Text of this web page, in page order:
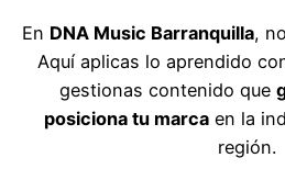
En DNA Music Barranquilla,
Aquí aplicas lo aprendido
gestionas contenido que
posiciona tu marcaen la
región.